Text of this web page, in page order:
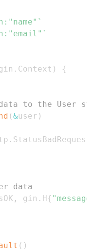
. Context )
{
to the User
(&user )
. StatusBadRequest
data
, gin . H {
( )